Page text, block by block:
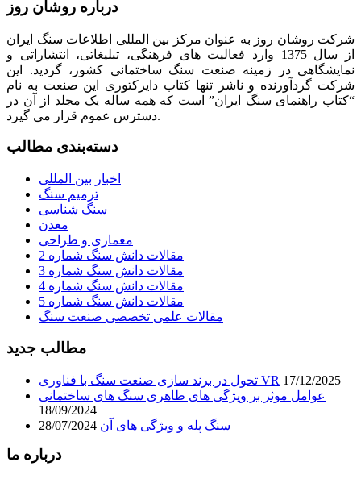
درباره روشان روز
شرکت روشان روز به عنوان مرکز بین المللی اطلاعات سنگ ایران
از سال 1375 وارد فعالیت های فرهنگی، تبلیغاتی، انتشاراتی و
نمایشگاهی در زمینه صنعت سنگ ساختمانی کشور، گردید. این
شرکت گردآورنده و ناشر تنها کتاب دایرکتوری این صنعت به نام
“کتاب راهنمای سنگ ایران” است که همه ساله یک مجلد از آن در
دسترس عموم قرار می گیرد.
دسته‌بندی مطالب
اخبار بین المللی
ترمیم سنگ
سنگ شناسی
معدن
معماری و طراحی
مقالات دانش سنگ شماره 2
مقالات دانش سنگ شماره 3
مقالات دانش سنگ شماره 4
مقالات دانش سنگ شماره 5
مقالات علمی تخصصی صنعت سنگ
مطالب جدید
تحول در برند سازی صنعت سنگ با فناوری VR 17/12/2025
عوامل موثر بر ویژگی های ظاهری سنگ های ساختمانی
18/09/2024
سنگ پله و ویژگی های آن 28/07/2024
درباره ما